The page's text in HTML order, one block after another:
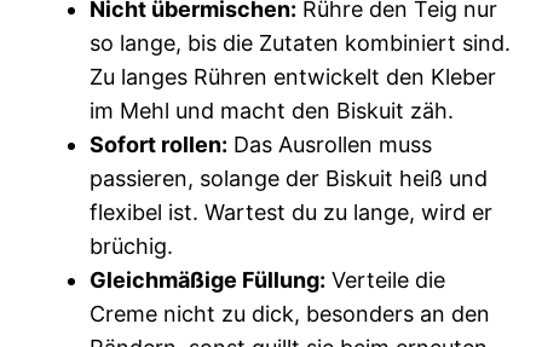
Nicht übermischen: Rühre den Teig nur
so lange, bis die Zutaten kombiniert sind.
Zu langes Rühren entwickelt den Kleber
im Mehl und macht den Biskuit zäh.
Sofort rollen: Das Ausrollen muss
passieren, solange der Biskuit heiß und
flexibel ist. Wartest du zu lange, wird er
brüchig.
Gleichmäßige Füllung: Verteile die
Creme nicht zu dick, besonders an den